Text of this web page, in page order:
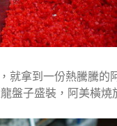
就拿到一份熱騰騰的
盤子盛裝，阿美橫燒